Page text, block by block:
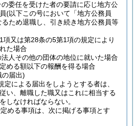
委任を受けた者の要請に応じ地方公
(以下この号において「地方公務員
るため退職し、引き続き地方公務員等
項又は第28条の5第1項の規定により
た場合
人その他の団体の地位に就いた場合
める額以下の報酬を得る場合
の届出)
定による届出をしようとする者は、
い、離職した職又はこれに相当する
しなければならない。
める事項は、次に掲げる事項とす